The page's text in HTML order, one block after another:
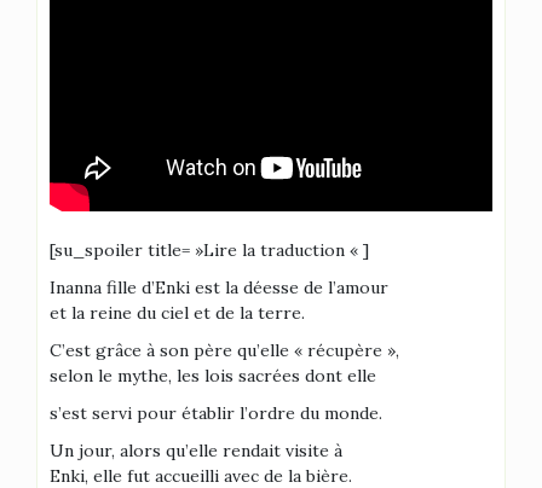
[su_spoiler title= »Lire la traduction « ]
Inanna fille d’Enki est la déesse de l’amour
et la reine du ciel et de la terre.
C’est grâce à son père qu’elle « récupère »,
selon le mythe, les lois sacrées dont elle
s’est servi pour établir l’ordre du monde.
Un jour, alors qu’elle rendait visite à
Enki, elle fut accueilli avec de la bière.